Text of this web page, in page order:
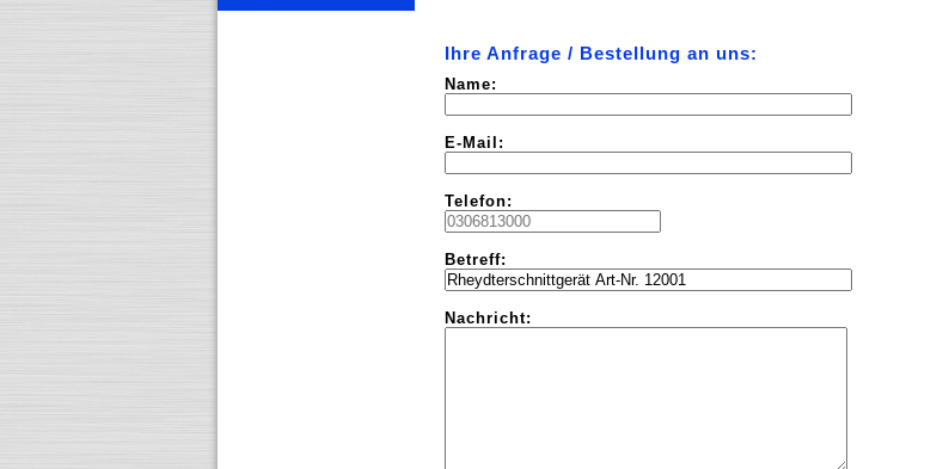
Ihre Anfrage / Bestellung an uns:
Name:
E-Mail:
Telefon:
Betreff:
Nachricht: